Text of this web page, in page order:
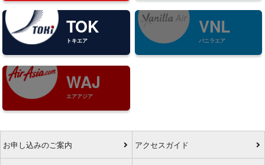
TOK
トキエア
VNL
バニラエア
WAJ
エアアジア
お申し込みのご案内 アクセスガイド